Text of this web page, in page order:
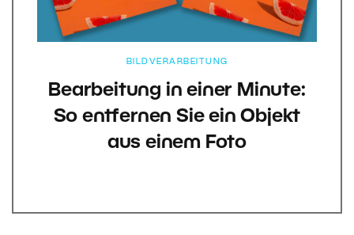
BILDVERARBEITUNG
Bearbeitung in einer Minute:
So entfernen Sie ein Objekt
aus einem Foto